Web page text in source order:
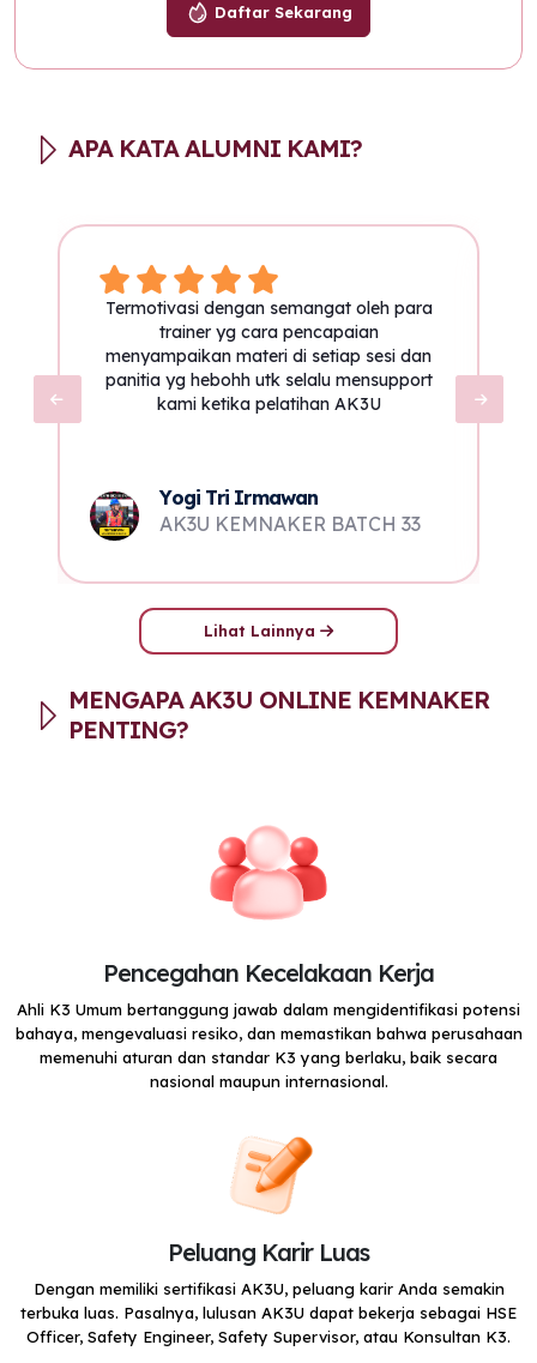
Daftar Sekarang
APA KATA ALUMNI KAMI?
Termotivasi dengan semangat oleh para
trainer yg cara pencapaian
menyampaikan materi di setiap sesi dan
panitia yg hebohh utk selalu mensupport
kami ketika pelatihan AK3U
Yogi Tri Irmawan
AK3U KEMNAKER BATCH 33
Lihat Lainnya
MENGAPA AK3U ONLINE KEMNAKER
PENTING?
Pencegahan Kecelakaan Kerja
Ahli K3 Umum bertanggung jawab dalam mengidentifikasi potensi
bahaya, mengevaluasi resiko, dan memastikan bahwa perusahaan
memenuhi aturan dan standar K3 yang berlaku, baik secara
nasional maupun internasional.
Peluang Karir Luas
Dengan memiliki sertifikasi AK3U, peluang karir Anda semakin
terbuka luas. Pasalnya, lulusan AK3U dapat bekerja sebagai HSE
Officer, Safety Engineer, Safety Supervisor, atau Konsultan K3.